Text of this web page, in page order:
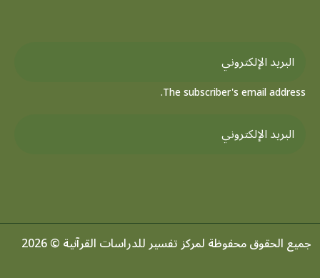
The subscriber's email address.
جميع الحقوق محفوظة لمركز تفسير للدراسات القرآنية © 2026